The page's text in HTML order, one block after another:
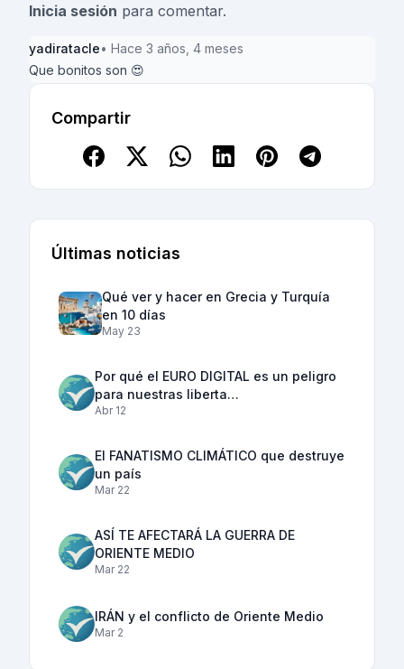
Inicia sesión para comentar.
yadiratacle• Hace 3 años, 4 meses
Que bonitos son 😍
Compartir
Últimas noticias
Qué ver y hacer en Grecia y Turquía
en 10 días
May 23
Por qué el EURO DIGITAL es un peligro
para nuestras liberta…
Abr 12
El FANATISMO CLIMÁTICO que destruye
un país
Mar 22
ASÍ TE AFECTARÁ LA GUERRA DE
ORIENTE MEDIO
Mar 22
IRÁN y el conflicto de Oriente Medio
Mar 2